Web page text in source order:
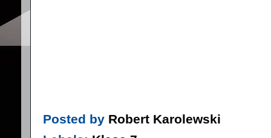
Posted by Robert Karolewski